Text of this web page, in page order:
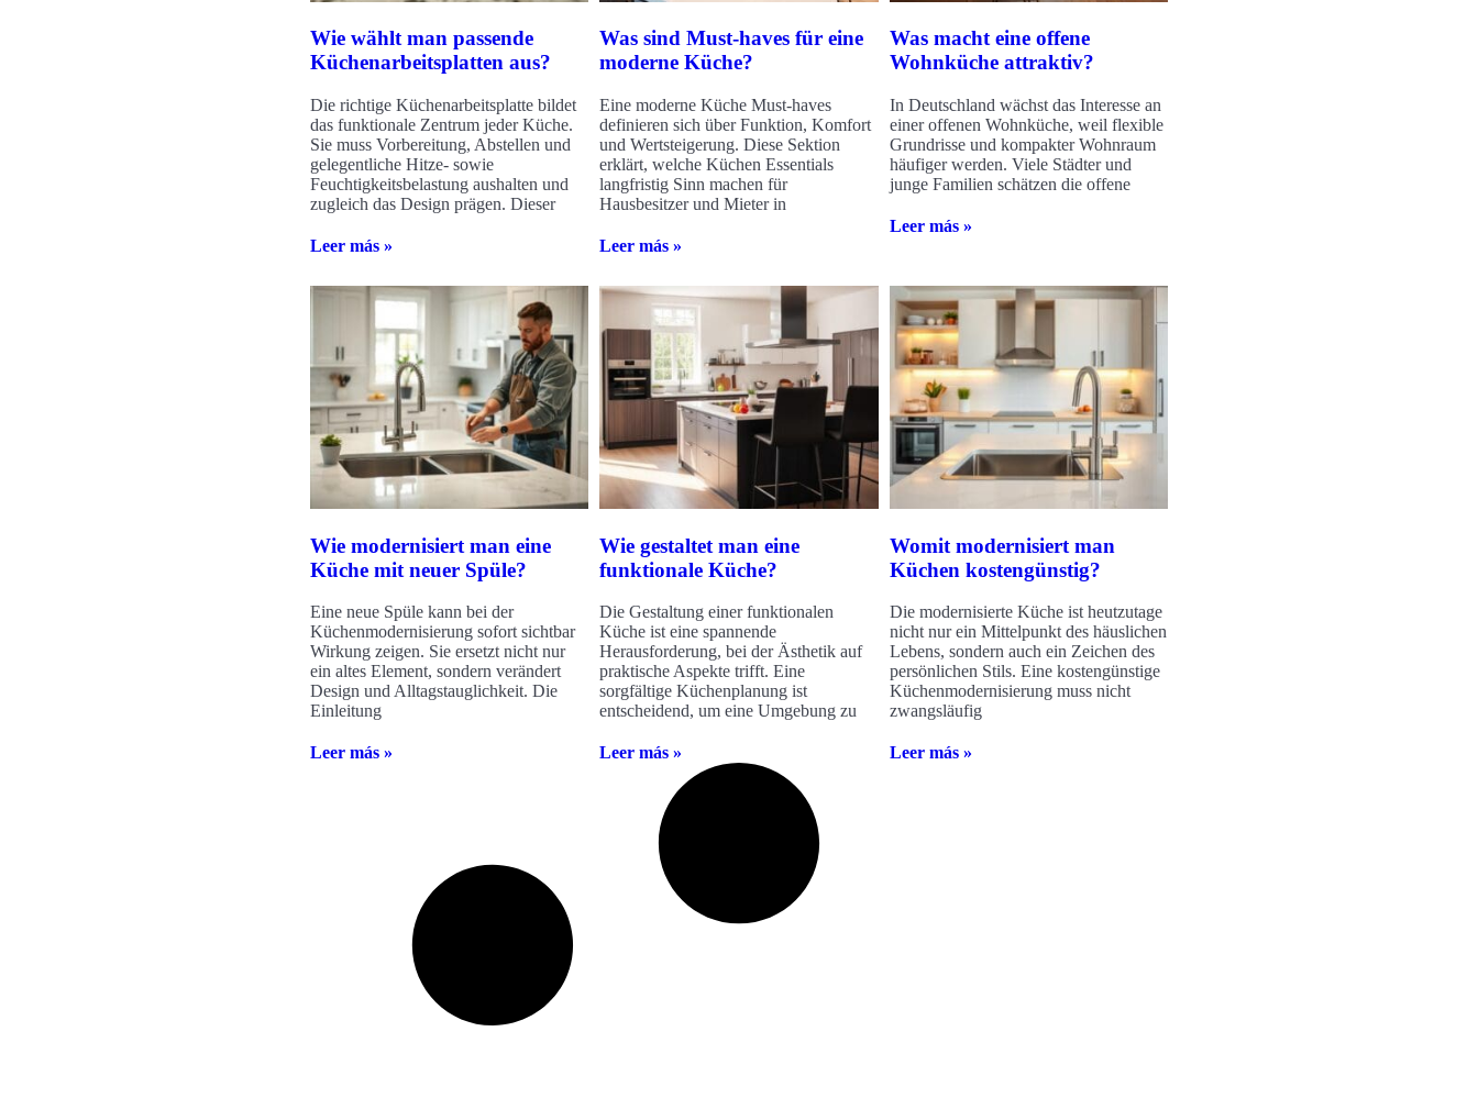
Wie wählt man passende
Küchenarbeitsplatten aus?
Die richtige Küchenarbeitsplatte bildet
das funktionale Zentrum jeder Küche.
Sie muss Vorbereitung, Abstellen und
gelegentliche Hitze- sowie
Feuchtigkeitsbelastung aushalten und
zugleich das Design prägen. Dieser
Leer más »
Was sind Must-haves für eine
moderne Küche?
Eine moderne Küche Must-haves
definieren sich über Funktion, Komfort
und Wertsteigerung. Diese Sektion
erklärt, welche Küchen Essentials
langfristig Sinn machen für
Hausbesitzer und Mieter in
Leer más »
Was macht eine offene
Wohnküche attraktiv?
In Deutschland wächst das Interesse an
einer offenen Wohnküche, weil flexible
Grundrisse und kompakter Wohnraum
häufiger werden. Viele Städter und
junge Familien schätzen die offene
Leer más »
Wie modernisiert man eine
Küche mit neuer Spüle?
Eine neue Spüle kann bei der
Küchenmodernisierung sofort sichtbar
Wirkung zeigen. Sie ersetzt nicht nur
ein altes Element, sondern verändert
Design und Alltagstauglichkeit. Die
Einleitung
Leer más »
Wie gestaltet man eine
funktionale Küche?
Die Gestaltung einer funktionalen
Küche ist eine spannende
Herausforderung, bei der Ästhetik auf
praktische Aspekte trifft. Eine
sorgfältige Küchenplanung ist
entscheidend, um eine Umgebung zu
Leer más »
Womit modernisiert man
Küchen kostengünstig?
Die modernisierte Küche ist heutzutage
nicht nur ein Mittelpunkt des häuslichen
Lebens, sondern auch ein Zeichen des
persönlichen Stils. Eine kostengünstige
Küchenmodernisierung muss nicht
zwangsläufig
Leer más »